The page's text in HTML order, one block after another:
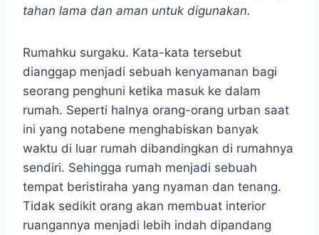
tahan lama dan aman untuk digunakan.
Rumahku surgaku. Kata-kata tersebut
dianggap menjadi sebuah kenyamanan bagi
seorang penghuni ketika masuk ke dalam
rumah. Seperti halnya orang-orang urban saat
ini yang notabene menghabiskan banyak
waktu di luar rumah dibandingkan di rumahnya
sendiri. Sehingga rumah menjadi sebuah
tempat beristiraha yang nyaman dan tenang.
Tidak sedikit orang akan membuat interior
ruangannya menjadi lebih indah dipandang